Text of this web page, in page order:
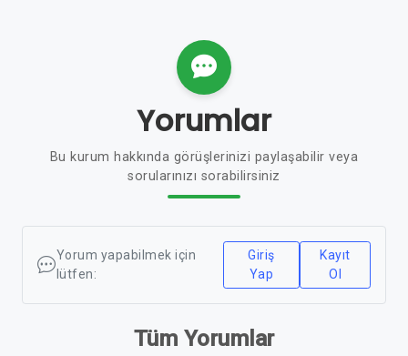
Yorumlar
Bu kurum hakkında görüşlerinizi paylaşabilir veya
sorularınızı sorabilirsiniz
Yorum yapabilmek için
lütfen:
Giriş
Yap
Kayıt
Ol
Tüm Yorumlar